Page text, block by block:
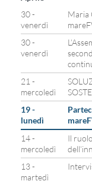
30 -
venerdì
Maria
30 -
venerdì
21 -
mercoledì
19 -
lunedì
14 -
mercoledì
Il
13 -
martedì